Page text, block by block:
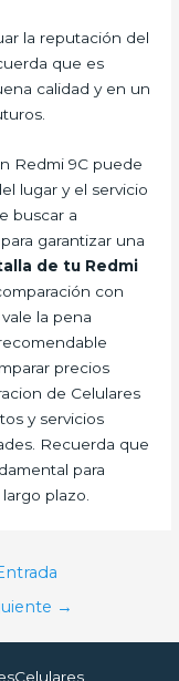
la reputación del
que es
calidad y en un
Redmi 9C puede
lugar y el servicio
buscar a
garantizar una
de tu Redmi
con
la pena
precios
de Celulares
y servicios
Recuerda que
para
plazo.
→